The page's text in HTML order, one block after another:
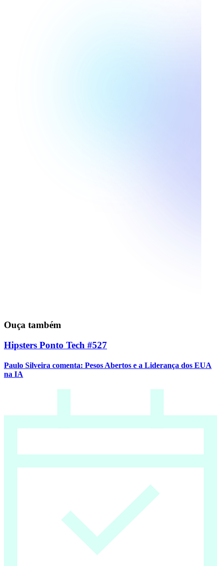
Ouça também
Hipsters Ponto Tech #527
Paulo Silveira comenta: Pesos Abertos e a Liderança dos EUA
na IA